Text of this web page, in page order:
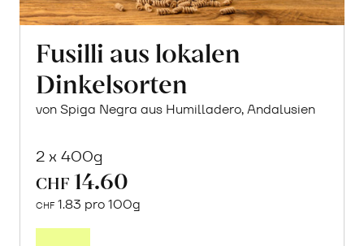
Fusilli aus lokalen
Dinkelsorten
von Spiga Negra aus Humilladero, Andalusien
2 x 400g
CHF 14.60
CHF 1.83 pro 100g